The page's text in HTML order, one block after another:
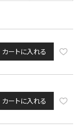
カートに入れる
カートに入れる